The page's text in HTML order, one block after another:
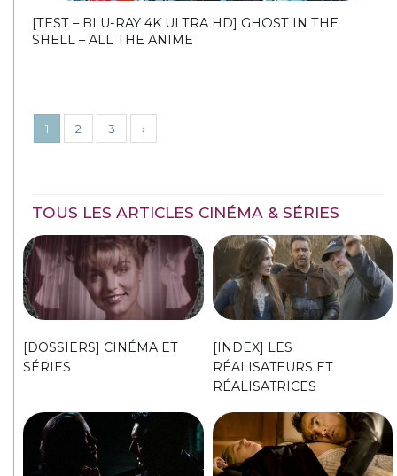
[TEST – BLU-RAY 4K ULTRA HD] GHOST IN THE
SHELL – ALL THE ANIME
1 2 3 ›
TOUS LES ARTICLES CINÉMA & SÉRIES
[DOSSIERS] CINÉMA ET
SÉRIES
[INDEX] LES
RÉALISATEURS ET
RÉALISATRICES